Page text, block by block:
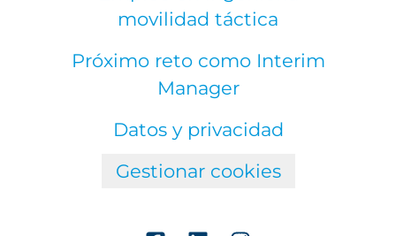
movilidad táctica
Próximo reto como Interim
Manager
Datos y privacidad
Gestionar cookies